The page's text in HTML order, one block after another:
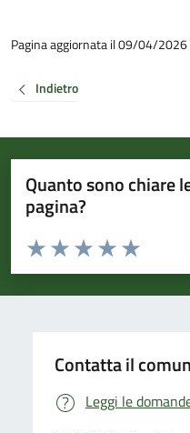
Pagina aggiornata il 09/04/
Indietro
Quanto sono chiare
pagina?
Valuta da 1 a 5 stelle la pagina
Valuta 5
Valuta 4 stelle
Valuta 3 stelle su 5
Valuta 2 stelle su 5
Valuta 1 stelle su 5
Contatta il
Leggi le